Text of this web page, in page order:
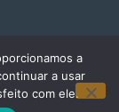
a
a usar
com ele.